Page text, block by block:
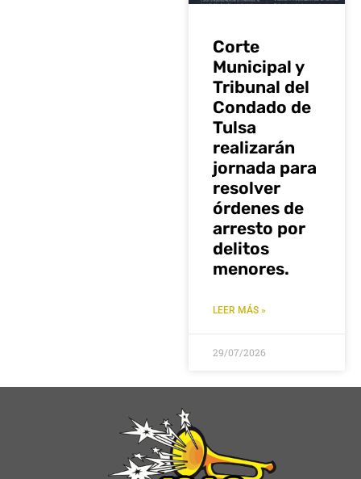
Corte
Municipal y
Tribunal del
Condado de
Tulsa
realizarán
jornada para
resolver
órdenes de
arresto por
delitos
menores.
LEER MÁS »
29/07/2026